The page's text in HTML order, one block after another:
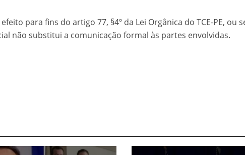
para fins do artigo 77, §4º da Lei Orgânica do TCE-PE, ou
não substitui a comunicação formal às partes envolvidas.